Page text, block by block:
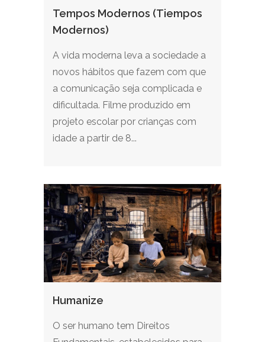
Tempos Modernos (Tiempos
Modernos)
A vida moderna leva a sociedade a
novos hábitos que fazem com que
a comunicação seja complicada e
dificultada. Filme produzido em
projeto escolar por crianças com
idade a partir de 8...
Humanize
O ser humano tem Direitos